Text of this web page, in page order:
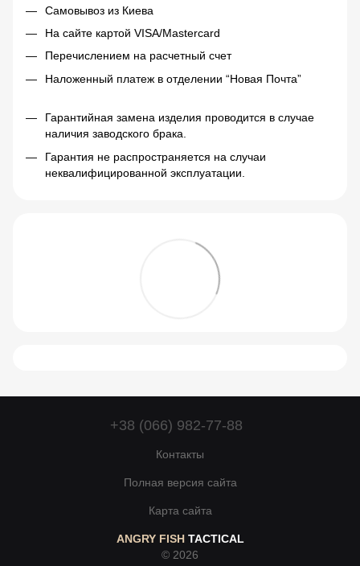
Самовывоз из Киева
На сайте картой VISA/Mastercard
Перечислением на расчетный счет
Наложенный платеж в отделении “Новая Почта”
Гарантийная замена изделия проводится в случае
наличия заводского брака.
Гарантия не распространяется на случаи
неквалифицированной эксплуатации.
+38 (066) 982-77-88
Контакты
Полная версия сайта
Карта сайта
ANGRY FISH TACTICAL
© 2026